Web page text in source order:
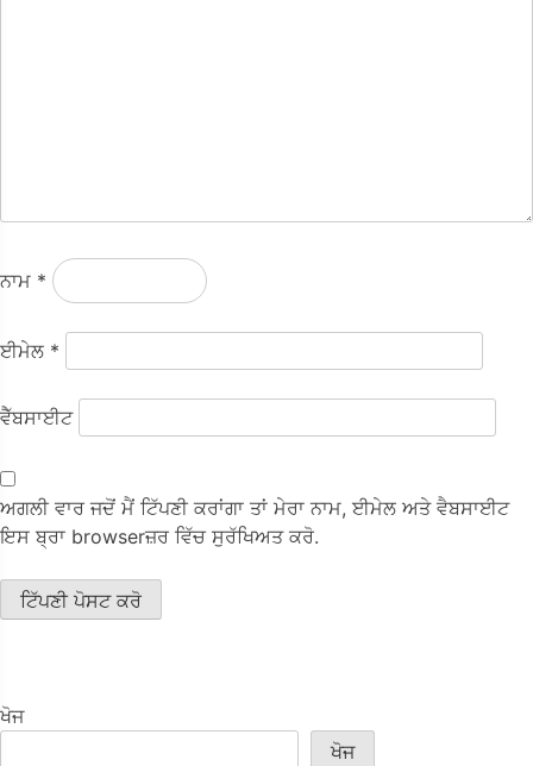
ਨਾਮ *
ਈਮੇਲ *
ਵੈੱਬਸਾਈਟ
ਅਗਲੀ ਵਾਰ ਜਦੋਂ ਮੈਂ ਟਿੱਪਣੀ ਕਰਾਂਗਾ ਤਾਂ ਮੇਰਾ ਨਾਮ, ਈਮੇਲ ਅਤੇ ਵੈਬਸਾਈਟ
ਇਸ ਬ੍ਰਾ browserਜ਼ਰ ਵਿੱਚ ਸੁਰੱਖਿਅਤ ਕਰੋ.
ਖੋਜ
ਖੋਜ